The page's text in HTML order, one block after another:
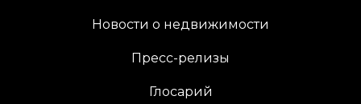
Новости о недвижимости
Пресс-релизы
Глосарий